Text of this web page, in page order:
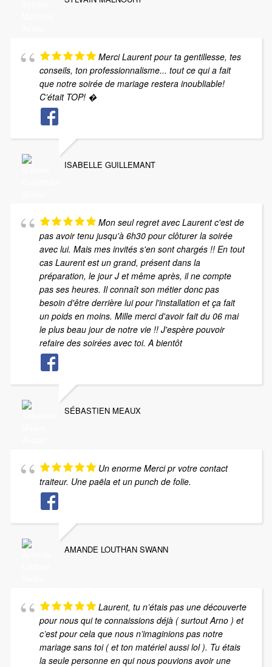
Merci Laurent pour ta gentillesse, tes
conseils, ton professionnalisme... tout ce qui a fait
que notre soirée de mariage restera inoubliable!
C’était TOP! �
ISABELLE GUILLEMANT
Mon seul regret avec Laurent c'est de
pas avoir tenu jusqu'à 6h30 pour clôturer la soirée
avec lui. Mais mes invités s'en sont chargés !! En tout
cas Laurent est un grand, présent dans la
préparation, le jour J et même après, il ne compte
pas ses heures. Il connaît son métier donc pas
besoin d'être derrière lui pour l'installation et ça fait
un poids en moins. Mille merci d'avoir fait du 06 mai
le plus beau jour de notre vie !! J'espère pouvoir
refaire des soirées avec toi. A bientôt
SÉBASTIEN MEAUX
Un enorme Merci pr votre contact
traiteur. Une paëla et un punch de folie.
AMANDE LOUTHAN SWANN
Laurent, tu n’étais pas une découverte
pour nous qui te connaissions déjà ( surtout Arno ) et
c’est pour cela que nous n’imaginions pas notre
mariage sans toi ( et ton matériel aussi lol ). Tu étais
la seule personne en qui nous pouvions avoir une